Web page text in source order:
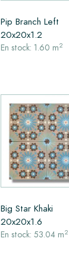
Pip Branch Left
20x20x1.2
En stock: 1.60 m2
Big Star Khaki
20x20x1.6
En stock: 53.04 m2